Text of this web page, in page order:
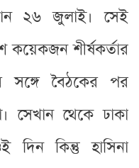
২৬ জুলাই। সেই
শীর্ষকর্তার
সঙ্গে বৈঠকের পর
সেখান থেকে ঢাকা
কিন্তু হাসিনা